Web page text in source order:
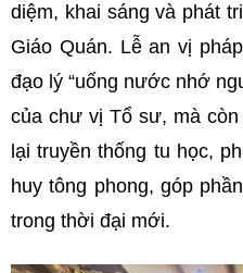
diệm, khai sáng và phát
Giáo Quán. Lễ an vị
đạo lý “uống nước nhớ
của chư vị Tổ sư, mà
lại truyền thống tu học,
huy tông phong, góp
trong thời đại mới.